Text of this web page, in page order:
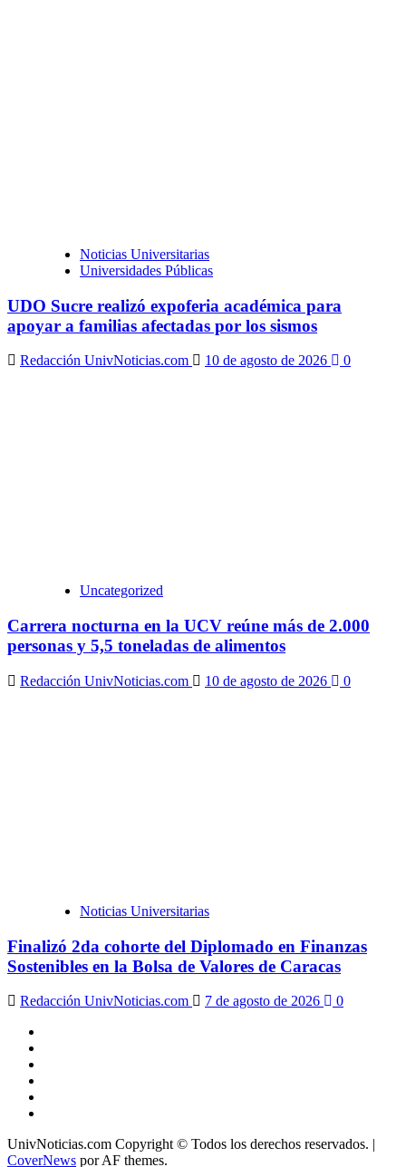
Noticias Universitarias
Universidades Públicas
UDO Sucre realizó expoferia académica para
apoyar a familias afectadas por los sismos
Redacción UnivNoticias.com 10 de agosto de 2026 0
Uncategorized
Carrera nocturna en la UCV reúne más de 2.000
personas y 5,5 toneladas de alimentos
Redacción UnivNoticias.com 10 de agosto de 2026 0
Noticias Universitarias
Finalizó 2da cohorte del Diplomado en Finanzas
Sostenibles en la Bolsa de Valores de Caracas
Redacción UnivNoticias.com 7 de agosto de 2026
0
UnivNoticias.com Copyright © Todos los derechos reservados. |
CoverNews por AF themes.